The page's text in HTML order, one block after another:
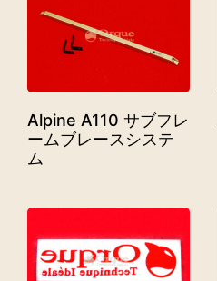
Alpine A110 サブフレ
ームブレースシステ
ム